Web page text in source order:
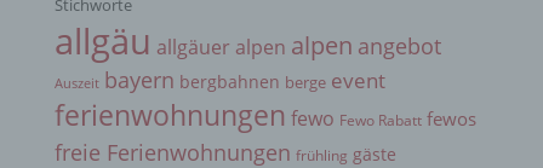
Stichworte
allgäu allgäuer alpen alpen angebot
Auszeit bayern bergbahnen berge event
ferienwohnungen fewo Fewo Rabatt fewos
freie Ferienwohnungen frühling gäste
g) Verantwortlicher oder für die Verarbeitung
Verantwortlicher
Verantwortlicher oder für die Verarbeitung